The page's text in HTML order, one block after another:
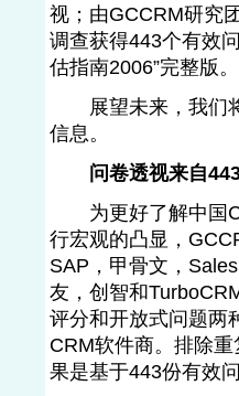
视；由GCCRM研究
调查获得443个有效
估指南2006”完整
展望未来，我们将
信息。
问卷透视来自
为更好了解中国
行宏观的凸显，
SAP，甲骨文，
友，创智和
评分和开放式问题两
CRM软件商。排除
果是基于443份有效